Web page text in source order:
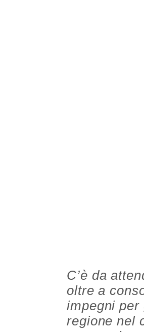
C’è da
oltre a
impegni per
regione nel